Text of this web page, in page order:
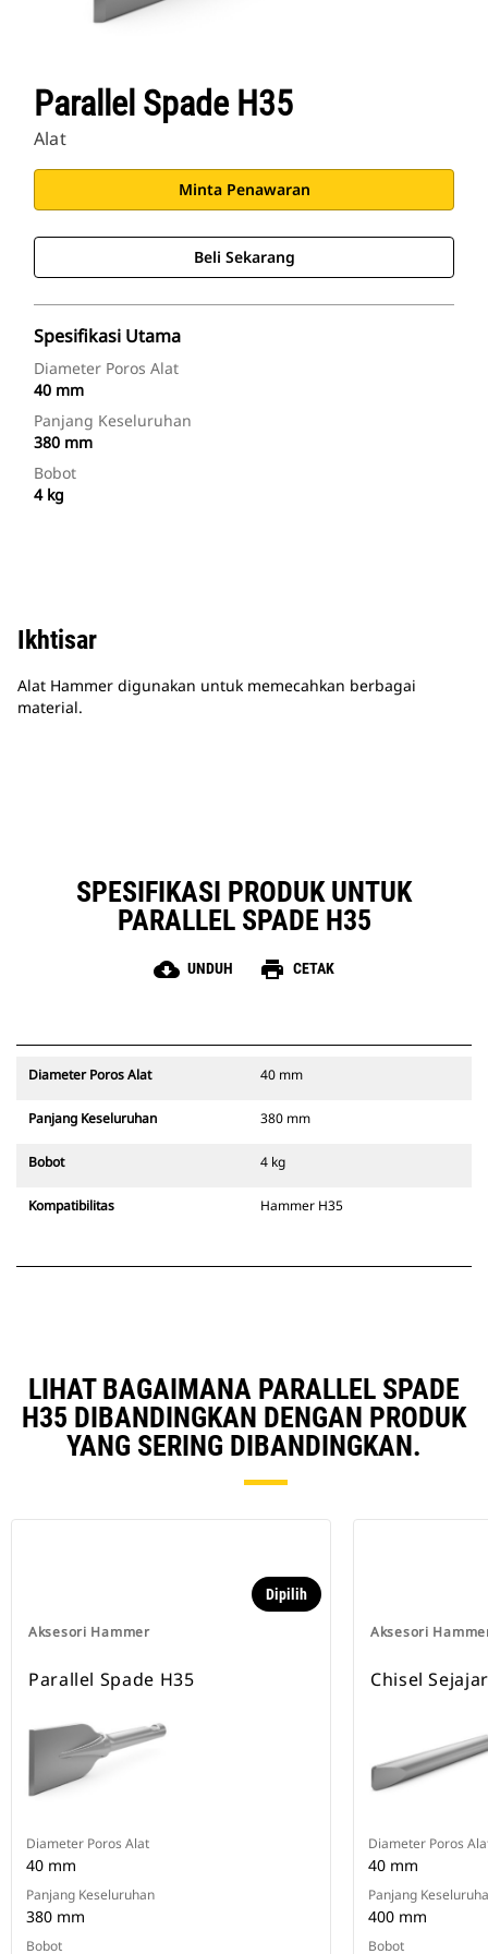
Parallel Spade H35
Alat
Minta Penawaran
Beli Sekarang
Spesifikasi Utama
Diameter Poros Alat
40 mm
Panjang Keseluruhan
380 mm
Bobot
4 kg
Ikhtisar
Alat Hammer digunakan untuk memecahkan berbagai
material.
SPESIFIKASI PRODUK UNTUK
PARALLEL SPADE H35
cloud_download UNDUH print CETAK
Diameter Poros Alat 40 mm
Panjang Keseluruhan 380 mm
Bobot 4 kg
Kompatibilitas Hammer H35
LIHAT BAGAIMANA PARALLEL SPADE
H35 DIBANDINGKAN DENGAN PRODUK
YANG SERING DIBANDINGKAN.
Aksesori Hammer
Dipilih
Parallel Spade H35
Diameter Poros Alat
40 mm
Panjang Keseluruhan
380 mm
Bobot
Aksesori
Chisel
Diameter Poros
40 mm
Panjang
400 mm
Bobot